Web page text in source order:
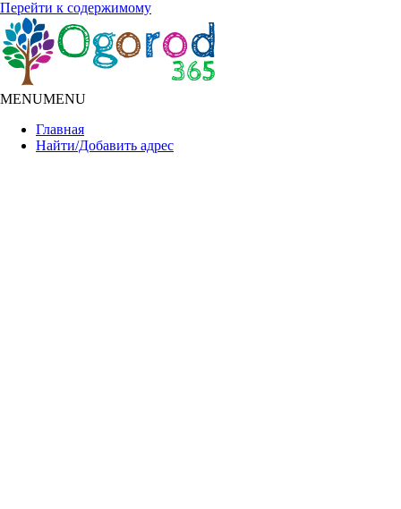
Перейти к содержимому
MENUMENU
Главная
Найти/Добавить адрес